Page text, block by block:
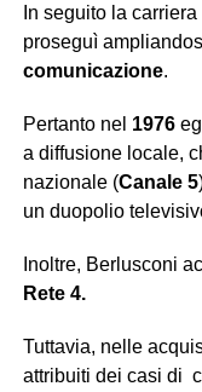
In seguito la
proseguì
comunicazione.
Pertanto nel 1976
a diffusione locale,
nazionale (Canale 5
un duopolio
Inoltre, Berlusconi
Rete 4.
Tuttavia, nelle
attribuiti dei casi di